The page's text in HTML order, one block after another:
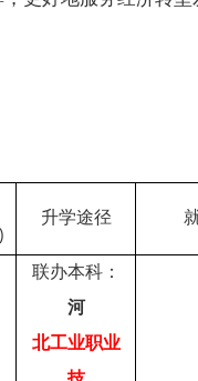
升学途径
联办本科：
河
北工业职业